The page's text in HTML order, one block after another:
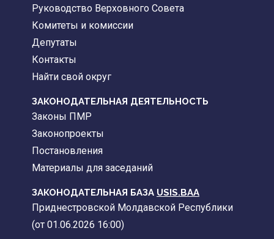
Руководство Верховного Совета
Комитеты и комиссии
Депутаты
Контакты
Найти свой округ
ЗАКОНОДАТЕЛЬНАЯ ДЕЯТЕЛЬНОСТЬ
Законы ПМР
Законопроекты
Постановления
Материалы для заседаний
ЗАКОНОДАТЕЛЬНАЯ БАЗА USIS.BAA
Приднестровской Молдавской Республики
(от 01.06.2026 16:00)